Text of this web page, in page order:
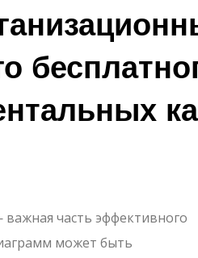
часть эффективного
может быть